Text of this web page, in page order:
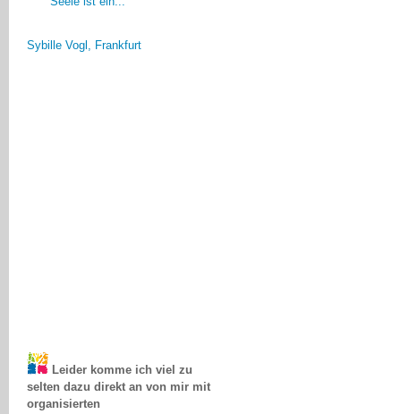
selten dazu direkt an von mir mit
organisierten
Projektveranstaltungen